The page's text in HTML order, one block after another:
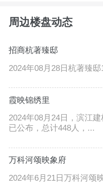
周边楼盘动态
招商杭著臻邸
2024年08月28日杭著臻邸
霞映锦绣里
2024年08月24日，滨江
已公布，总计448人，...
万科河颂映象府
2024年6月21日万科河颂